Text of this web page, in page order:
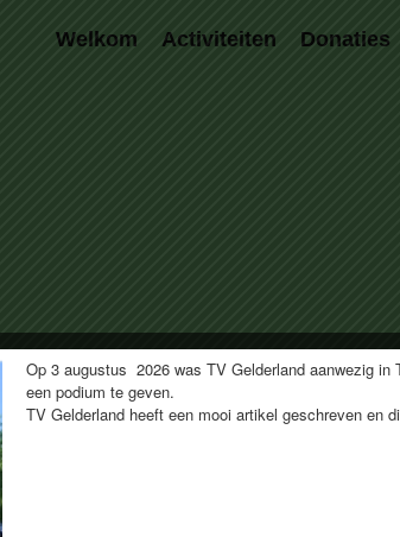
Welkom Activiteiten Donaties
Op 3 augustus 2026 was TV Gelderland aanwezig
een podium te geven.
TV Gelderland heeft een mooi artikel geschreven en